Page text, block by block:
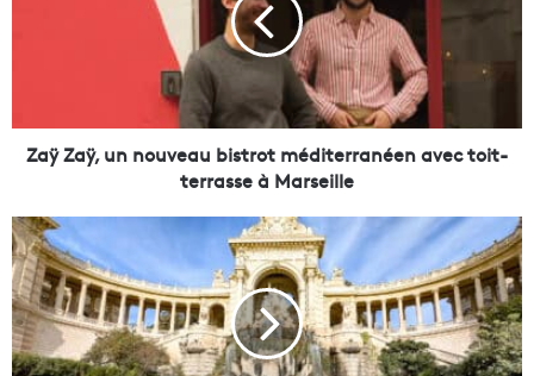
n
v
e
a
u
b
i
Zaÿ Zaÿ, un nouveau bistrot méditerranéen avec toit-
terrasse à Marseille
O
c
é
a
n
s